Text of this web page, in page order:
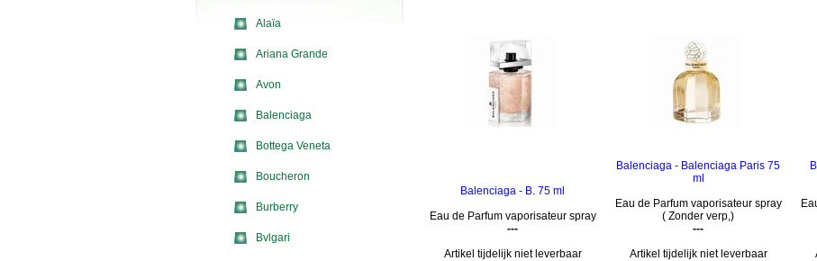
Alaïa
Ariana Grande
Avon
Balenciaga
Bottega Veneta
Boucheron
Burberry
Bvlgari
Balenciaga - B. 75 ml
Eau de Parfum vaporisateur spray
---
Artikel tijdelijk niet leverbaar
Balenciaga - Balenciaga Paris 75
ml
Eau de Parfum vaporisateur spray
( Zonder verp,)
---
Artikel tijdelijk niet leverbaar